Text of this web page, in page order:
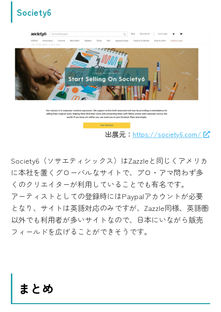
Society6
出展元： https://society6.com/
Society6（ソサエティシックス）はZazzleと同じくアメリカ
に本社を置くグローバルなサイトで、プロ・アマ問わず多
くのクリエイターが利用していることでも有名です。
アーティストとしての登録時にはPaypalアカウントが必要
となり、サイトは英語対応のみですが、Zazzle同様、英語圏
以外でも利用者が多いサイトなので、日本にいながら販売
フィールドを広げることができそうです。
まとめ